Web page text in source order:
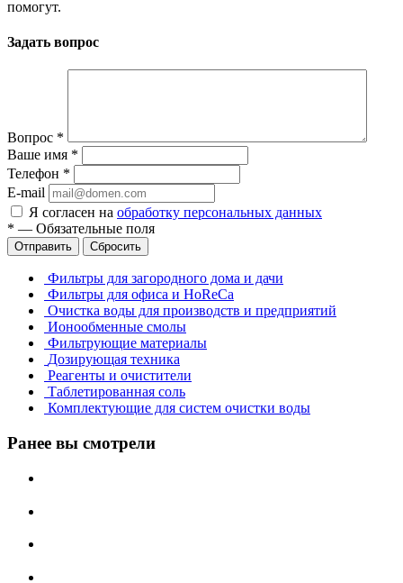
помогут.
Задать вопрос
Вопрос *
Ваше имя *
Телефон *
E-mail
Я согласен на обработку персональных данных
* — Обязательные поля
Отправить Сбросить
Фильтры для загородного дома и дачи
Фильтры для офиса и HoReCa
Очистка воды для производств и предприятий
Ионообменные смолы
Фильтрующие материалы
Дозирующая техника
Реагенты и очистители
Таблетированная соль
Комплектующие для систем очистки воды
Ранее вы смотрели